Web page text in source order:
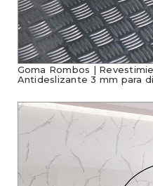
Goma Rombos |
Antideslizante 3 mm para